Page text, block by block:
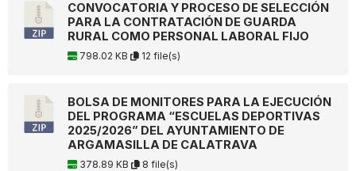
CONVOCATORIA Y PROCESO DE SELECCIÓN
PARA LA CONTRATACIÓN DE GUARDA
RURAL COMO PERSONAL LABORAL FIJO
798.02 KB 12 file(s)
BOLSA DE MONITORES PARA LA EJECUCIÓN
DEL PROGRAMA “ESCUELAS DEPORTIVAS
2025/2026” DEL AYUNTAMIENTO DE
ARGAMASILLA DE CALATRAVA
378.89 KB 8 file(s)